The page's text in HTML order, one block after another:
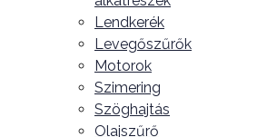
Lendkerék
Levegőszűrők
Motorok
Szimering
Szöghajtás
Olajszűrő